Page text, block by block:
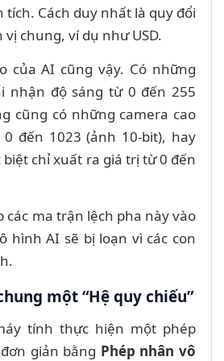
tích. Cách duy nhất là quy đổi
chung, ví dụ như USD.
của AI cũng vậy. Có những
nhận độ sáng từ 0 đến 255
cũng có những camera cao
đến 1023 (ảnh 10-bit), hay
biệt chỉ xuất ra giá trị từ 0 đến
các ma trận lệch pha này vào
hình AI sẽ bị loạn vì các con
một “Hệ quy chiếu”
tính thực hiện một phép
giản bằng Phép nhân vô